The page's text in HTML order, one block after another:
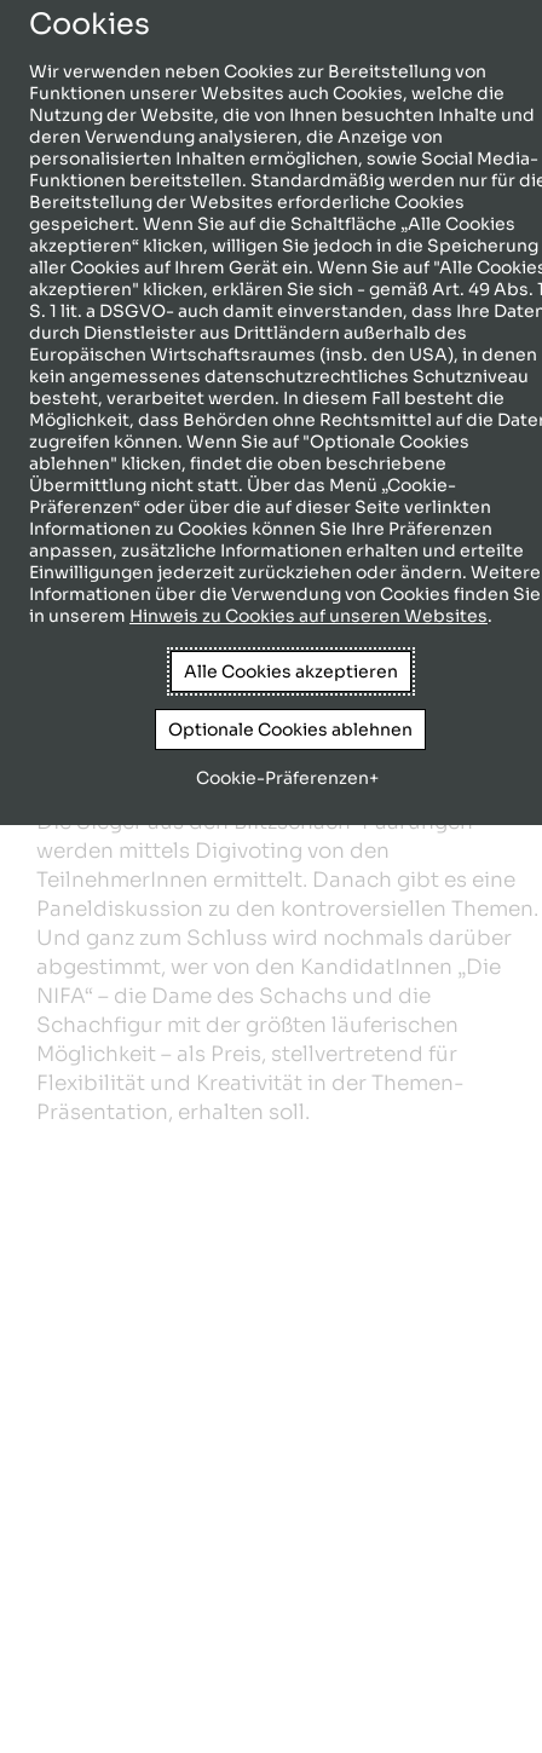
„Die NIFA“ –
Schachfigur mit viel
Bewegungsspielraum
Die Sieger aus den Blitzschach-Paarungen
werden mittels Digivoting von den
TeilnehmerInnen ermittelt. Danach gibt es eine
Paneldiskussion zu den kontroversiellen Themen.
Und ganz zum Schluss wird nochmals darüber
abgestimmt, wer von den KandidatInnen „Die
NIFA“ – die Dame des Schachs und die
Schachfigur mit der größten läuferischen
Möglichkeit – als Preis, stellvertretend für
Flexibilität und Kreativität in der Themen-
Präsentation, erhalten soll.
Cookies
Wir verwenden neben Cookies zur Bereitstellung von
Funktionen unserer Websites auch Cookies, welche die
Nutzung der Website, die von Ihnen besuchten Inhalte und
deren Verwendung analysieren, die Anzeige von
personalisierten Inhalten ermöglichen, sowie Social Media-
Funktionen bereitstellen. Standardmäßig werden nur für
Bereitstellung der Websites erforderliche Cookies
gespeichert. Wenn Sie auf die Schaltfläche „Alle Cookies
akzeptieren“ klicken, willigen Sie jedoch in die Speicherung
aller Cookies auf Ihrem Gerät ein. Wenn Sie auf "Alle
akzeptieren" klicken, erklären Sie sich - gemäß Art. 49 Abs.
S. 1 lit. a DSGVO- auch damit einverstanden, dass Ihre
durch Dienstleister aus Drittländern außerhalb des
Europäischen Wirtschaftsraumes (insb. den USA), in denen
kein angemessenes datenschutzrechtliches Schutzniveau
besteht, verarbeitet werden. In diesem Fall besteht die
Möglichkeit, dass Behörden ohne Rechtsmittel auf die
zugreifen können. Wenn Sie auf "Optionale Cookies
ablehnen" klicken, findet die oben beschriebene
Übermittlung nicht statt. Über das Menü „Cookie-
Präferenzen“ oder über die auf dieser Seite verlinkten
Informationen zu Cookies können Sie Ihre Präferenzen
anpassen, zusätzliche Informationen erhalten und erteilte
Einwilligungen jederzeit zurückziehen oder ändern. Weitere
Informationen über die Verwendung von Cookies finden Sie
in unserem Hinweis zu Cookies auf unseren Websites.
Alle Cookies akzeptieren
Optionale Cookies ablehnen
Cookie-Präferenzen